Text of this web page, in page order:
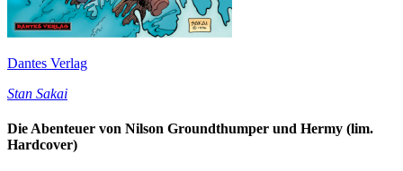
Dantes Verlag
Stan Sakai
Die Abenteuer von Nilson Groundthumper und Hermy (lim.
Hardcover)